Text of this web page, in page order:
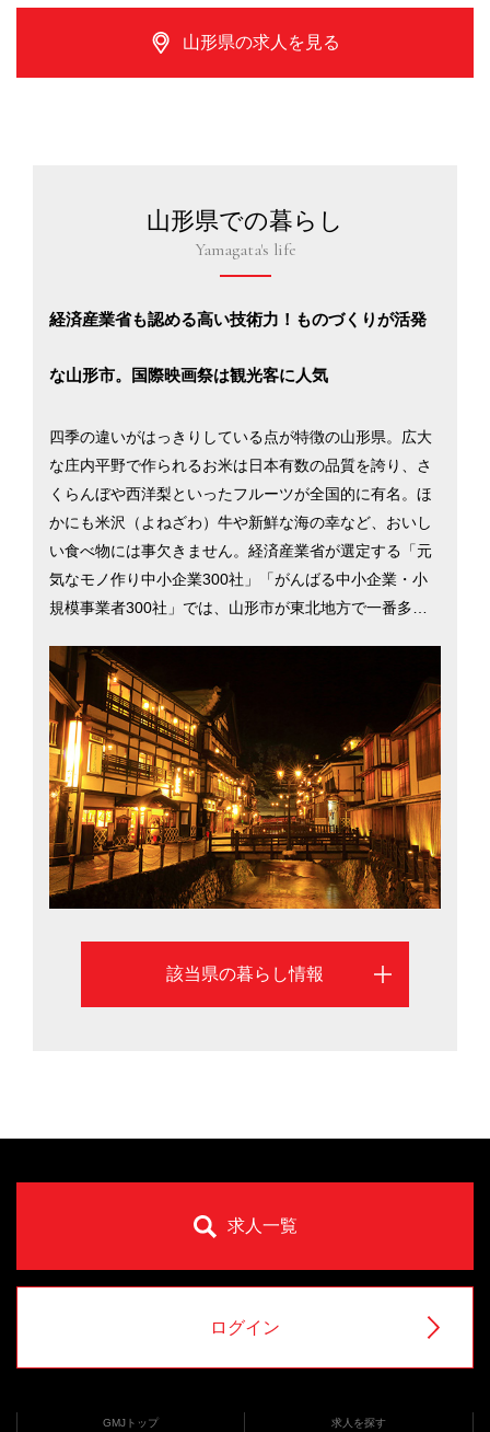
山形県の求人を見る
山形県での暮らし
Yamagata's life
経済産業省も認める高い技術力！ものづくりが活発
な山形市。国際映画祭は観光客に人気
四季の違いがはっきりしている点が特徴の山形県。広大
な庄内平野で作られるお米は日本有数の品質を誇り、さ
くらんぼや西洋梨といったフルーツが全国的に有名。ほ
かにも米沢（よねざわ）牛や新鮮な海の幸など、おいし
い食べ物には事欠きません。経済産業省が選定する「元
気なモノ作り中小企業300社」「がんばる中小企業・小
規模事業者300社」では、山形市が東北地方で一番多く
「山形花笠まつり」や「山形国際ドキュメンタリー映画
祭」といったイベントをはじめ、ウインタースポーツを
目当てに多くの観光客が訪れます。県民の素朴で親切な
人柄や、犯罪発生率が全国で6番目に低い（2017年）と
いう安全な環境に憧れて移住する人も多くいます。そん
な山形県の魅力について、県庁所在地の山形市を中心に
紹介します。
該当県の暮らし情報
求人一覧
ログイン
GMJトップ 求人を探す